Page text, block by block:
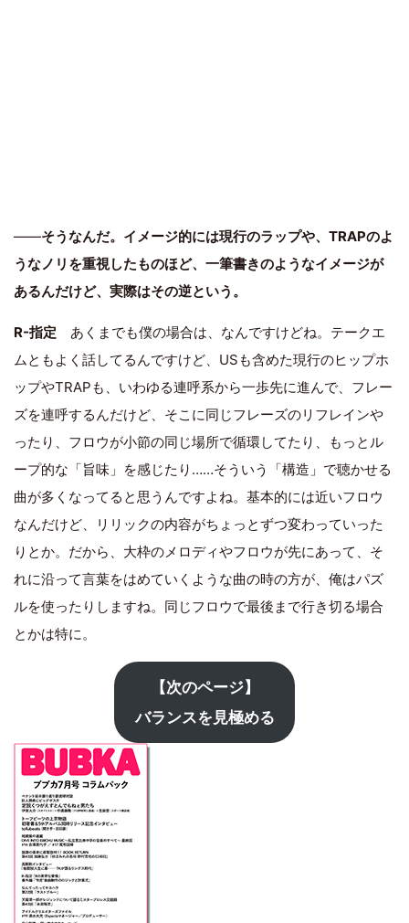
――そうなんだ。イメージ的には現行のラップや、TRAPのよ
うなノリを重視したものほど、一筆書きのようなイメージが
あるんだけど、実際はその逆という。
R-指定 あくまでも僕の場合は、なんですけどね。テークエ
ムともよく話してるんですけど、USも含めた現行のヒップホ
ップやTRAPも、いわゆる連呼系から一歩先に進んで、フレー
ズを連呼するんだけど、そこに同じフレーズのリフレインや
ったり、フロウが小節の同じ場所で循環してたり、もっとル
ープ的な「旨味」を感じたり……そういう「構造」で聴かせる
曲が多くなってると思うんですよね。基本的には近いフロウ
なんだけど、リリックの内容がちょっとずつ変わっていった
りとか。だから、大枠のメロディやフロウが先にあって、そ
れに沿って言葉をはめていくような曲の時の方が、俺はパズ
ルを使ったりしますね。同じフロウで最後まで行き切る場合
とかは特に。
【次のページ】
バランスを見極める